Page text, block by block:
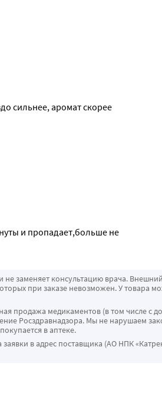
сильнее, аромат скорее
и пропадает,больше не
не заменяет консультацию врача.
при заказе невозможен. У товара
продажа медикаментов (в том числе с
Росздравнадзора. Мы не нарушаем
в аптеке.
в адрес поставщика (АО НПК